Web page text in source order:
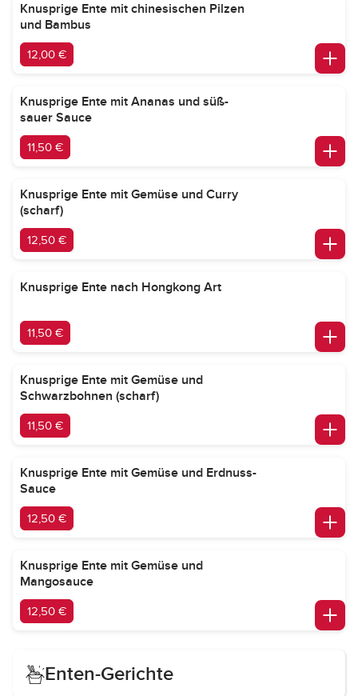
Knusprige Ente mit chinesischen Pilzen
und Bambus
12,00 €
Knusprige Ente mit Ananas und süß-
sauer Sauce
11,50 €
Knusprige Ente mit Gemüse und Curry
(scharf)
12,50 €
Knusprige Ente nach Hongkong Art
11,50 €
Knusprige Ente mit Gemüse und
Schwarzbohnen (scharf)
11,50 €
Knusprige Ente mit Gemüse und Erdnuss-
Sauce
12,50 €
Knusprige Ente mit Gemüse und
Mangosauce
12,50 €
Enten-Gerichte